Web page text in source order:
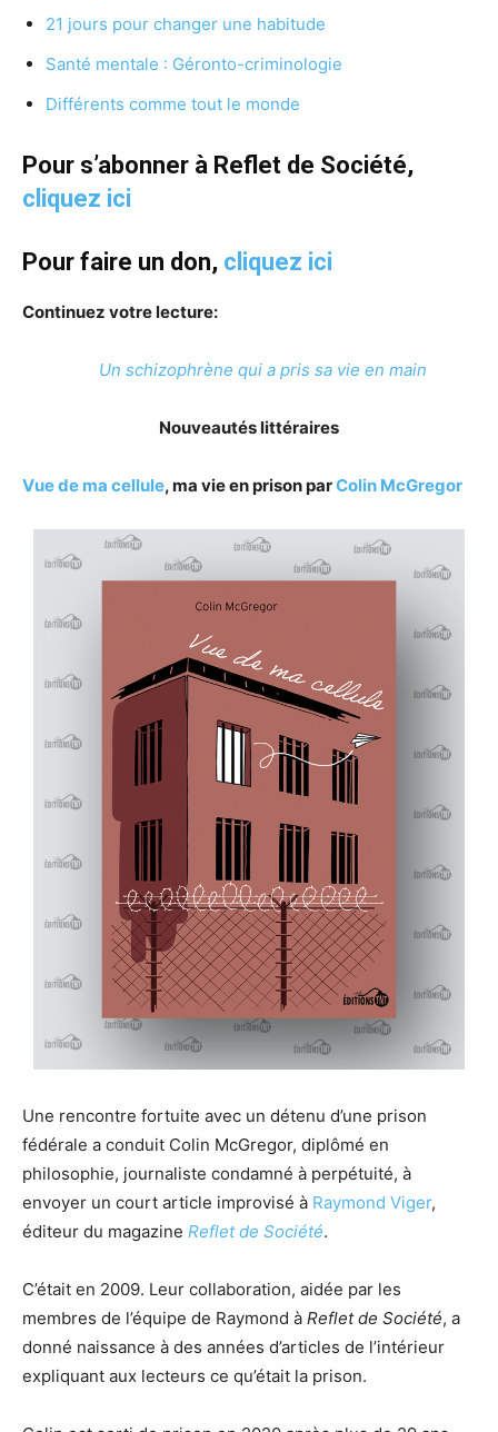
21 jours pour changer une habitude
Santé mentale : Géronto-criminologie
Différents comme tout le monde
Pour s’abonner à Reflet de Société,
cliquez ici
Pour faire un don, cliquez ici
Continuez votre lecture:
Un schizophrène qui a pris sa vie en main
Nouveautés littéraires
Vue de ma cellule, ma vie en prison parColin McGregor
Une rencontre fortuite avec un détenu d’une prison
fédérale a conduit Colin McGregor, diplômé en
philosophie, journaliste condamné à perpétuité, à
envoyer un court article improvisé à Raymond Viger,
éditeur du magazine Reflet de Société.
C’était en 2009. Leur collaboration, aidée par les
membres de l’équipe de Raymond à Reflet de Société, a
donné naissance à des années d’articles de l’intérieur
expliquant aux lecteurs ce qu’était la prison.